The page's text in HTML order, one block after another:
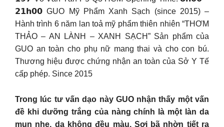
𝟮𝟭𝗵𝟬𝟬 GUO Mỹ Phẩm Xanh Sạch (since 2015) –
Hành trình 6 năm lan toả mỹ phẩm thiên nhiên “THƠM
THẢO – AN LÀNH – XANH SẠCH” Sản phẩm của
GUO an toàn cho phụ nữ mang thai và cho con bú.
Thương hiệu được chứng nhận an toàn của Sở Y Tế
cấp phép. Since 2015
Trong lúc tư vấn dạo này GUO nhận thấy một vấn
đề khi dưỡng trắng của nàng chính là một làn da
mụn nhẹ, da không đều màu. Sợi bã nhờn tiết ra